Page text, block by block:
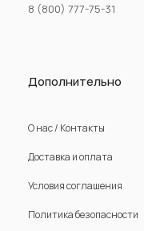
8 (800) 777-75-31
Дополнительно
О нас / Контакты
Доставка и оплата
Условия соглашения
Политика безопасности